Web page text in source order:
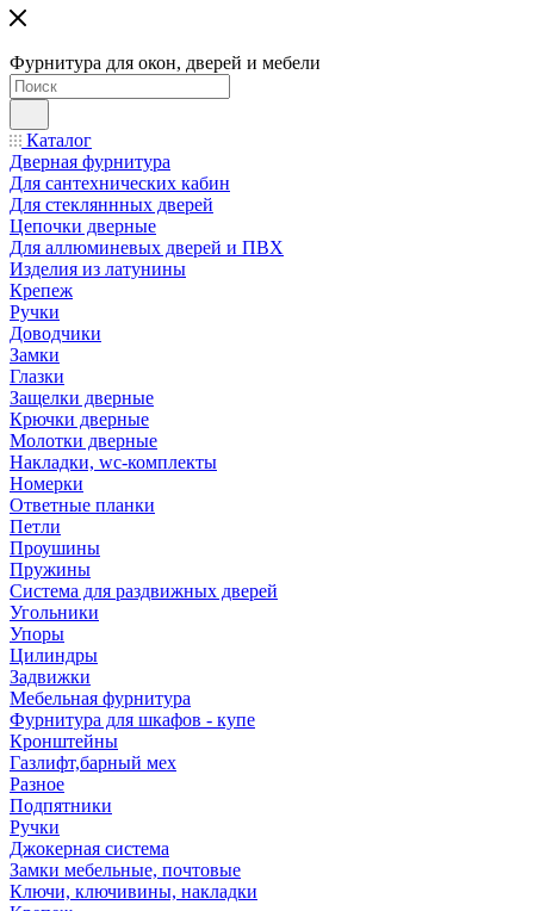
Фурнитура для окон, дверей и мебели
Каталог
Дверная фурнитура
Для сантехнических кабин
Для стекляннных дверей
Цепочки дверные
Для аллюминевых дверей и ПВХ
Изделия из латунины
Крепеж
Ручки
Доводчики
Замки
Глазки
Защелки дверные
Крючки дверные
Молотки дверные
Накладки, wc-комплекты
Номерки
Ответные планки
Петли
Проушины
Пружины
Система для раздвижных дверей
Угольники
Упоры
Цилиндры
Задвижки
Мебельная фурнитура
Фурнитура для шкафов - купе
Кронштейны
Газлифт,барный мех
Разное
Подпятники
Ручки
Джокерная система
Замки мебельные, почтовые
Ключи, ключивины, накладки